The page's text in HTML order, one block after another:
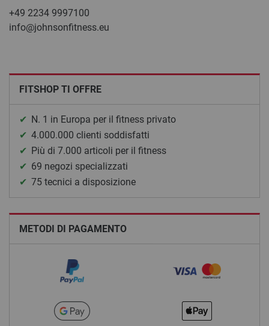
+49 2234 9997100
info@johnsonfitness.eu
FITSHOP TI OFFRE
N. 1 in Europa per il fitness privato
4.000.000 clienti soddisfatti
Più di 7.000 articoli per il fitness
69 negozi specializzati
75 tecnici a disposizione
METODI DI PAGAMENTO